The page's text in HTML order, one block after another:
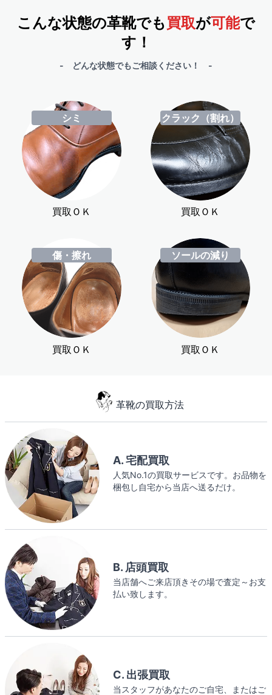
こんな状態の革靴でも買取が可能で
す！
- どんな状態でもご相談ください！ -
シミ
買取ＯＫ
クラック（割れ）
買取ＯＫ
傷・擦れ
買取ＯＫ
ソールの減り
買取ＯＫ
革靴の買取方法
A. 宅配買取
人気No.1の買取サービスです。お品物を
梱包し自宅から当店へ送るだけ。
B. 店頭買取
当店舗へご来店頂きその場で査定～お支
払い致します。
C. 出張買取
当スタッフがあなたのご自宅、またはご